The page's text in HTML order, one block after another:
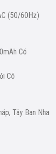
(50/60Hz)
Có
Có
Tây Ban Nha